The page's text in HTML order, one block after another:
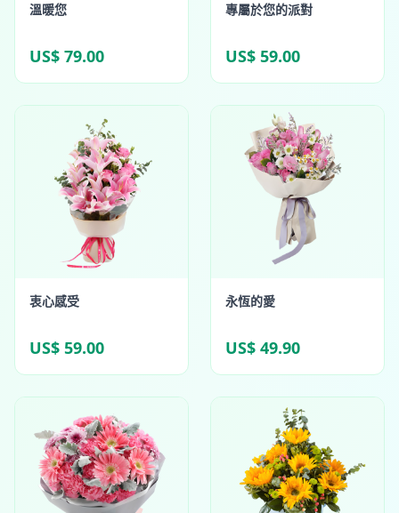
溫暖您
US$ 79.00
專屬於您的派對
US$ 59.00
衷心感受
US$ 59.00
永恆的愛
US$ 49.90